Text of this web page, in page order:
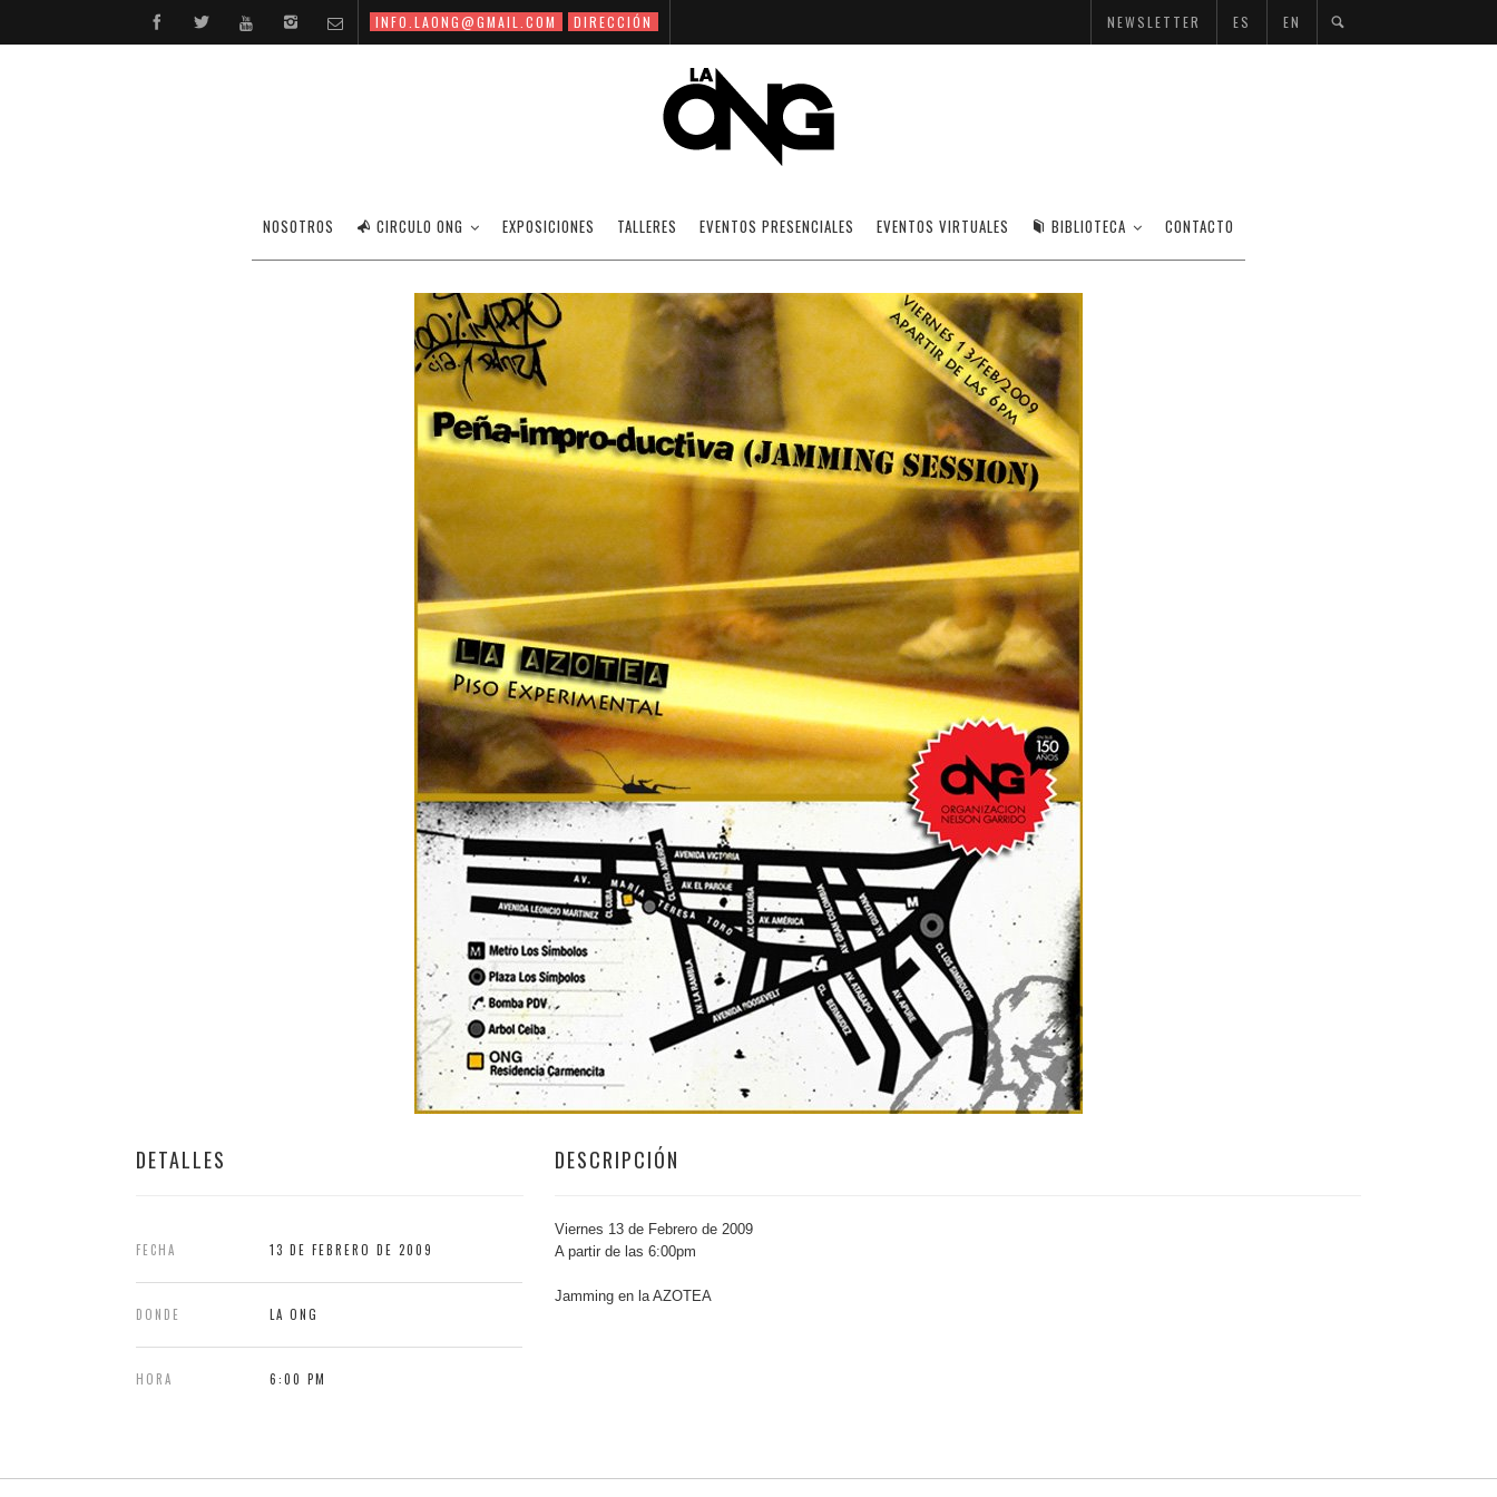
INFO.LAONG@GMAIL.COM DIRECCIÓN NEWSLETTER ES EN
NOSOTROS CIRCULO ONG EXPOSICIONES TALLERES EVENTOS PRESENCIALES EVENTOS VIRTUALES BIBLIOTECA CONTACTO
PEÑA-IMPRO-DUCTIVA EN LA AZOTEA (JAMMING SESSION)
DETALLES
FECHA 13 DE FEBRERO DE 2009
DONDE LA ONG
HORA 6:00 PM
DESCRIPCIÓN
Viernes 13 de Febrero de 2009
A partir de las 6:00pm
Jamming en la AZOTEA